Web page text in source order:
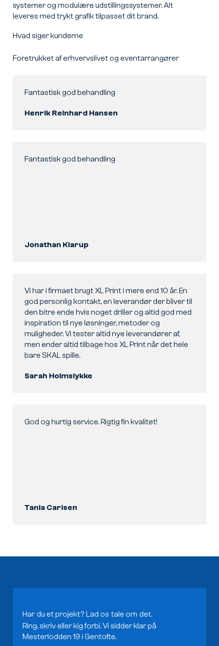
systemer og modulære udstillingssystemer. Alt
leveres med trykt grafik tilpasset dit brand.
Hvad siger kunderne
Foretrukket af erhvervslivet og eventarrangører
Fantastisk god behandling
Henrik Reinhard Hansen
Fantastisk god behandling
Jonathan Klarup
Vi har i firmaet brugt XL Print i mere end 10 år. En
god personlig kontakt, en leverandør der bliver til
den bitre ende hvis noget driller og altid god med
inspiration til nye løsninger, metoder og
muligheder. Vi tester altid nye leverandører af,
men ender altid tilbage hos XL Print når det hele
bare SKAL spille.
Sarah Holmslykke
God og hurtig service. Rigtig fin kvalitet!
Tania Carlsen
Har du etprojekt? Lad os tale om det.
Ring, skriv eller kig forbi. Vi sidder klar på
Mesterlodden 19 i Gentofte.